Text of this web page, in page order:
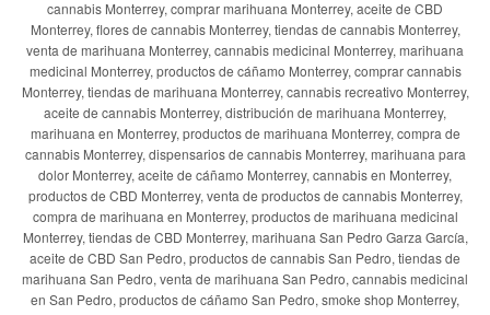
cannabis Monterrey, comprar marihuana Monterrey, aceite de CBD
Monterrey, flores de cannabis Monterrey, tiendas de cannabis Monterrey,
venta de marihuana Monterrey, cannabis medicinal Monterrey, marihuana
medicinal Monterrey, productos de cáñamo Monterrey, comprar cannabis
Monterrey, tiendas de marihuana Monterrey, cannabis recreativo Monterrey,
aceite de cannabis Monterrey, distribución de marihuana Monterrey,
marihuana en Monterrey, productos de marihuana Monterrey, compra de
cannabis Monterrey, dispensarios de cannabis Monterrey, marihuana para
dolor Monterrey, aceite de cáñamo Monterrey, cannabis en Monterrey,
productos de CBD Monterrey, venta de productos de cannabis Monterrey,
compra de marihuana en Monterrey, productos de marihuana medicinal
Monterrey, tiendas de CBD Monterrey, marihuana San Pedro Garza García,
aceite de CBD San Pedro, productos de cannabis San Pedro, tiendas de
marihuana San Pedro, venta de marihuana San Pedro, cannabis medicinal
en San Pedro, productos de cáñamo San Pedro, smoke shop Monterrey,